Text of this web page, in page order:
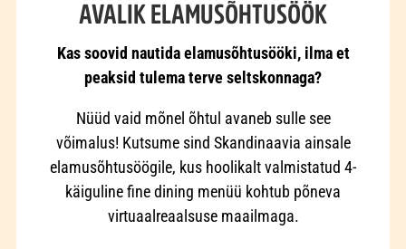
AVALIK ELAMUSÕHTUSÖÖK
Kas soovid nautida elamusõhtusööki, ilma et
peaksid tulema terve seltskonnaga?
Nüüd vaid mõnel õhtul avaneb sulle see
võimalus! Kutsume sind Skandinaavia ainsale
elamusõhtusöögile, kus hoolikalt valmistatud 4-
käiguline fine dining menüü kohtub põneva
virtuaalreaalsuse maailmaga.